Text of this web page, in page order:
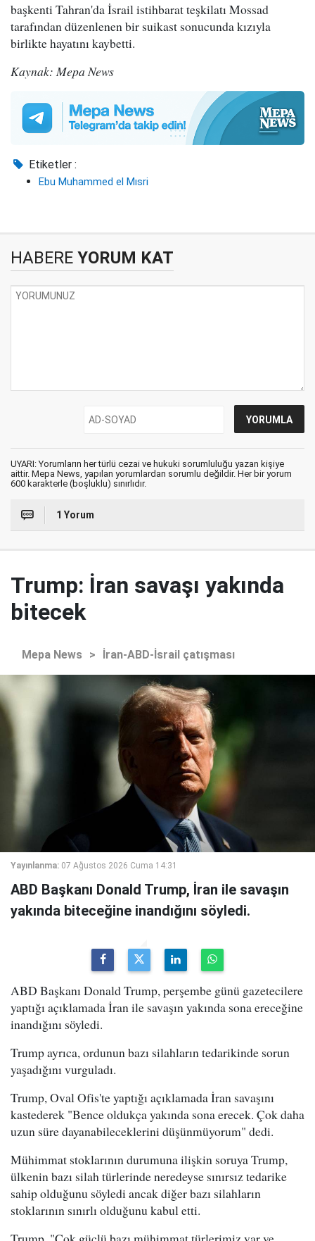
başkenti Tahran'da İsrail istihbarat teşkilatı Mossad
tarafından düzenlenen bir suikast sonucunda kızıyla
birlikte hayatını kaybetti.
Kaynak: Mepa News
Etiketler :
Ebu Muhammed el Mısri
HABERE YORUM KAT
UYARI: Yorumların her türlü cezai ve hukuki sorumluluğu yazan kişiye
aittir. Mepa News, yapılan yorumlardan sorumlu değildir. Her bir yorum
600 karakterle (boşluklu) sınırlıdır.
1 Yorum
Trump: İran savaşı yakında
bitecek
Mepa News > İran-ABD-İsrail çatışması
Yayınlanma: 07 Ağustos 2026 Cuma 14:31
ABD Başkanı Donald Trump, İran ile savaşın
yakında biteceğine inandığını söyledi.
ABD Başkanı Donald Trump, perşembe günü gazetecilere
yaptığı açıklamada İran ile savaşın yakında sona ereceğine
inandığını söyledi.
Trump ayrıca, ordunun bazı silahların tedarikinde sorun
yaşadığını vurguladı.
Trump, Oval Ofis'te yaptığı açıklamada İran savaşını
kastederek "Bence oldukça yakında sona erecek. Çok daha
uzun süre dayanabileceklerini düşünmüyorum" dedi.
Mühimmat stoklarının durumuna ilişkin soruya Trump,
ülkenin bazı silah türlerinde neredeyse sınırsız tedarike
sahip olduğunu söyledi ancak diğer bazı silahların
stoklarının sınırlı olduğunu kabul etti.